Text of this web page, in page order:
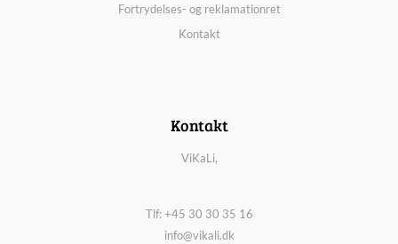
Fortrydelses- og reklamationret
Kontakt
Kontakt
ViKaLi,
Tlf: +45 30 30 35 16
info@vikali.dk